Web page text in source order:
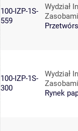
100-IZP-1S-
559
Wydział
Zasobami
100-IZP-1S-
300
Wydział
Zasobami
Rynek